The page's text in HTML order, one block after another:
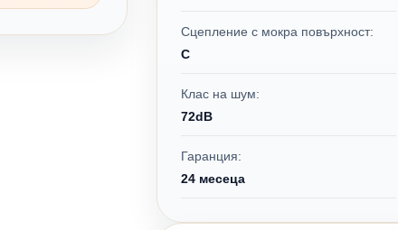
Сцепление с мокра повърхност:
C
Клас на шум:
72dB
Гаранция:
24 месеца